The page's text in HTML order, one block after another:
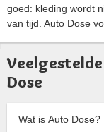
goed: kleding wordt
van tijd. Auto Dose
Dose
Wat is Auto Dose?